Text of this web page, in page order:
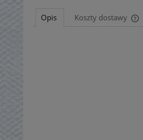
Opis Koszty dostawy